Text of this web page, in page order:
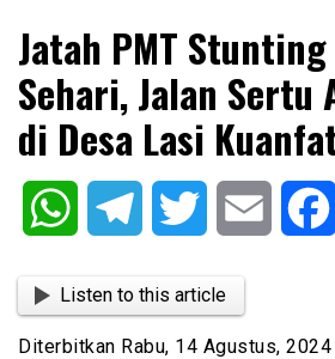
NKRIPOST
Jatah PMT
Sehari, Jalan Sertu
di Desa Lasi
WhatsAppTelegram Twitter Email
Listen to this article
Diterbitkan Rabu, 14 Agustus,